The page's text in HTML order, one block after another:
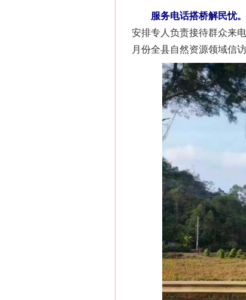
服务电话搭桥解民忧。
安排专人负责接待群众来
月份全县自然资源领域信